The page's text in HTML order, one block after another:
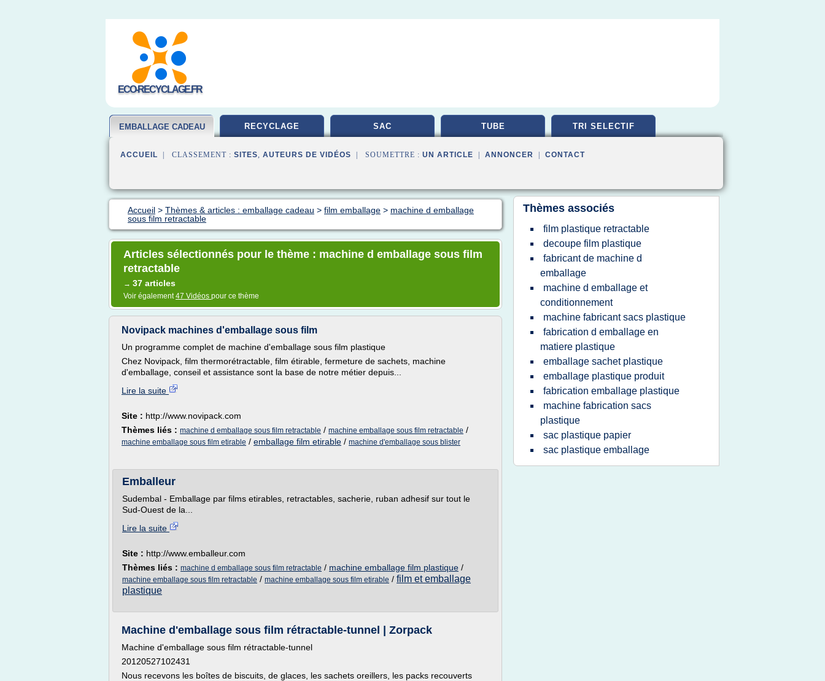
ECO-RECYCLAGE.FR
EMBALLAGE CADEAU RECYCLAGE SAC TUBE TRI SELECTIF
ACCUEIL | CLASSEMENT : SITES, AUTEURS DE VIDÉOS | SOUMETTRE : UN ARTICLE ANNONCER CONTACT
Accueil > Thèmes & articles : emballage cadeau > film emballage > machine d emballage
sous film retractable
Articles sélectionnés pour le thème : machine d emballage sous film
retractable
→ 37 articles
Voir également47 Vidéos pour ce thème
Novipack machines d'emballage sous film
Un programme complet de machine d'emballage sous film plastique
Chez Novipack, film thermorétractable, film étirable, fermeture de sachets, machine
d'emballage, conseil et assistance sont la base de notre métier depuis...
Lire la suite
Site : http://www.novipack.com
Thèmes liés : machine d emballage sous film retractable / machine emballage sous film retractable /
machine emballage sous film etirable / emballage film etirable / machine d'emballage sous blister
Emballeur
Sudembal - Emballage par films etirables, retractables, sacherie, ruban adhesif sur tout le
Sud-Ouest de la...
Lire la suite
Site : http://www.emballeur.com
Thèmes liés : machine d emballage sous film retractable / machine emballage film plastique /
machine emballage sous film retractable / machine emballage sous film etirable / film et emballage
plastique
Machine d'emballage sous film rétractable-tunnel | Zorpack
Machine d'emballage sous film rétractable-tunnel
20120527102431
Nous recevons les boîtes de biscuits, de glaces, les sachets oreillers, les packs recouverts
Thèmes associés
film plastique retractable
decoupe film plastique
fabricant de machine d
emballage
machine d emballage et
conditionnement
machine fabricant sacs plastique
fabrication d emballage en
matiere plastique
emballage sachet plastique
emballage plastique produit
fabrication emballage plastique
machine fabrication sacs
plastique
sac plastique papier
sac plastique emballage